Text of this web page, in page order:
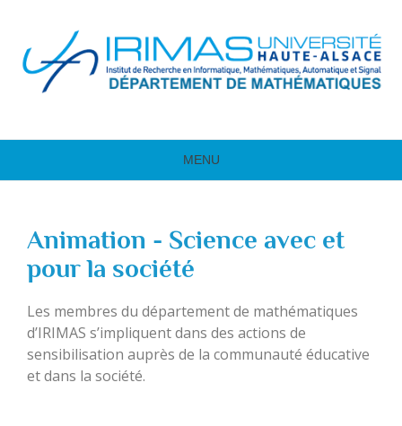
MENU
Animation - Science avec et
pour la société
Les membres du département de mathématiques
d’IRIMAS s’impliquent dans des actions de
sensibilisation auprès de la communauté éducative
et dans la société.